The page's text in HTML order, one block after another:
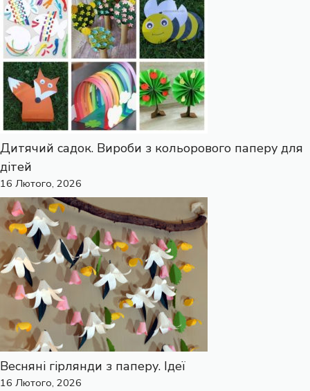
Дитячий садок. Вироби з кольорового паперу для
дітей
16 Лютого, 2026
Весняні гірлянди з паперу. Ідеї
16 Лютого, 2026